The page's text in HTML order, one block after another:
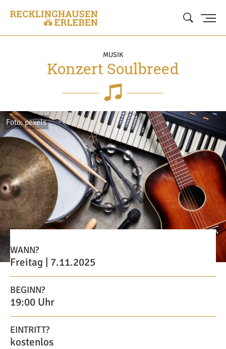
MUSIK
Konzert Soulbreed
Foto: pexels
WANN?
Freitag | 7.11.2025
BEGINN?
19:00 Uhr
EINTRITT?
kostenlos